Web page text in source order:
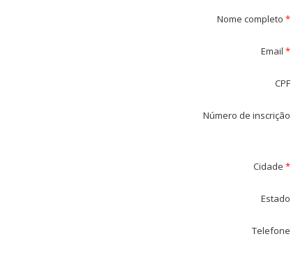
Nome completo *
Email *
CPF
Número de inscrição
Cidade *
Estado
Telefone